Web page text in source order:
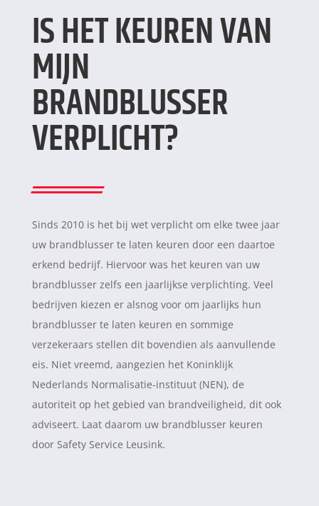
IS HET KEUREN VAN
MIJN
BRANDBLUSSER
VERPLICHT?
Sinds 2010 is het bij wet verplicht om elke twee jaar
uw brandblusser te laten keuren door een daartoe
erkend bedrijf. Hiervoor was het keuren van uw
brandblusser zelfs een jaarlijkse verplichting. Veel
bedrijven kiezen er alsnog voor om jaarlijks hun
brandblusser te laten keuren en sommige
verzekeraars stellen dit bovendien als aanvullende
eis. Niet vreemd, aangezien het Koninklijk
Nederlands Normalisatie-instituut (NEN), de
autoriteit op het gebied van brandveiligheid, dit ook
adviseert. Laat daarom uw brandblusser keuren
door Safety Service Leusink.